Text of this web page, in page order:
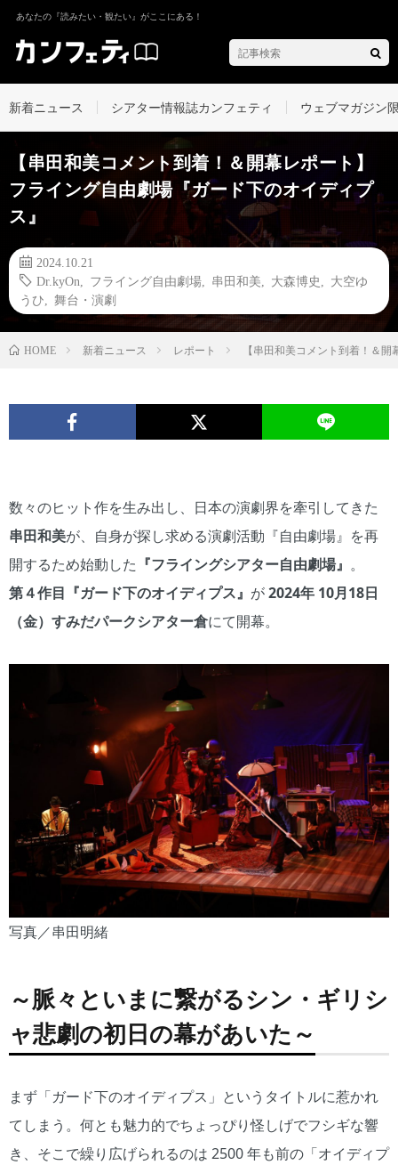
あなたの『読みたい・観たい』がここにある！
新着ニュース シアター情報誌カンフェティ ウェブマガジン
【串田和美コメント到着！＆開幕レポート】
フライング自由劇場『ガード下のオイディプ
ス』
2024.10.21
Dr.kyOn
フライング自由劇場 串田和美 大森博史
大空ゆ
うひ
舞台・演劇
HOME 新着ニュース レポート 【串田和美コメント到着！＆
数々のヒット作を生み出し、日本の演劇界を牽引してきた
串田和美が、自身が探し求める演劇活動『自由劇場』を再
開するため始動した 『フライングシアター自由劇場』 。
第４作目『ガード下のオイディプス』 が2024年 10月18日
（金）すみだパークシアター倉にて開幕。
写真／串田明緒
～脈々といまに繋がるシン・ギリシ
ャ悲劇の初日の幕があいた～
まず「ガード下のオイディプス」というタイトルに惹かれ
てしまう。何とも魅力的でちょっぴり怪しげでフシギな響
き、そこで繰り広げられるのは 2500 年も前の「オイディプ